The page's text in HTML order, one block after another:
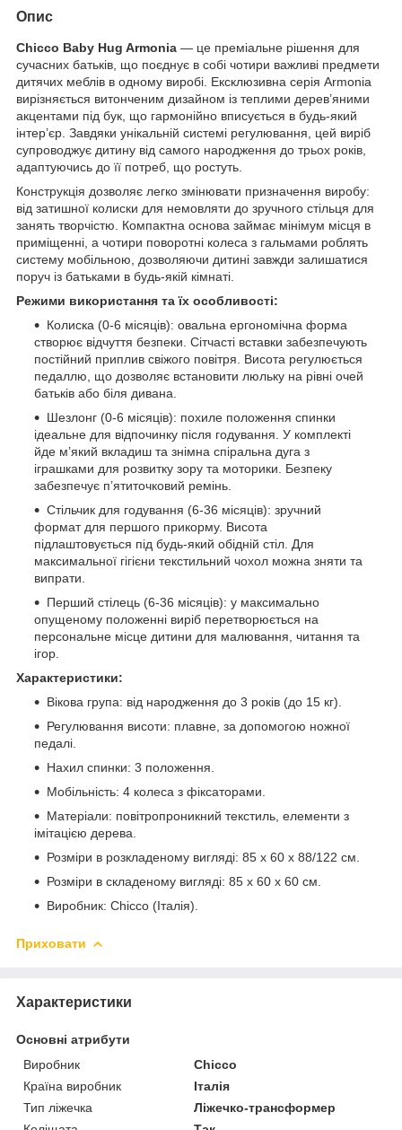
Опис
Chicco Baby Hug Armonia — це преміальне рішення для
сучасних батьків, що поєднує в собі чотири важливі предмети
дитячих меблів в одному виробі. Ексклюзивна серія Armonia
вирізняється витонченим дизайном із теплими дерев’яними
акцентами під бук, що гармонійно вписується в будь-який
інтер’єр. Завдяки унікальній системі регулювання, цей виріб
супроводжує дитину від самого народження до трьох років,
адаптуючись до її потреб, що ростуть.
Конструкція дозволяє легко змінювати призначення виробу:
від затишної колиски для немовляти до зручного стільця для
занять творчістю. Компактна основа займає мінімум місця в
приміщенні, а чотири поворотні колеса з гальмами роблять
систему мобільною, дозволяючи дитині завжди залишатися
поруч із батьками в будь-якій кімнаті.
Режими використання та їх особливості:
Колиска (0-6 місяців): овальна ергономічна форма
створює відчуття безпеки. Сітчасті вставки забезпечують
постійний приплив свіжого повітря. Висота регулюється
педаллю, що дозволяє встановити люльку на рівні очей
батьків або біля дивана.
Шезлонг (0-6 місяців): похиле положення спинки
ідеальне для відпочинку після годування. У комплекті
йде м’який вкладиш та знімна спіральна дуга з
іграшками для розвитку зору та моторики. Безпеку
забезпечує п’ятиточковий ремінь.
Стільчик для годування (6-36 місяців): зручний
формат для першого прикорму. Висота
підлаштовується під будь-який обідній стіл. Для
максимальної гігієни текстильний чохол можна зняти та
випрати.
Перший стілець (6-36 місяців): у максимально
опущеному положенні виріб перетворюється на
персональне місце дитини для малювання, читання та
ігор.
Характеристики:
Вікова група: від народження до 3 років (до 15 кг).
Регулювання висоти: плавне, за допомогою ножної
педалі.
Нахил спинки: 3 положення.
Мобільність: 4 колеса з фіксаторами.
Матеріали: повітропроникний текстиль, елементи з
імітацією дерева.
Розміри в розкладеному вигляді: 85 х 60 х 88/122 см.
Розміри в складеному вигляді: 85 х 60 х 60 см.
Виробник: Chicco (Італія).
Приховати
Характеристики
Основні атрибути
Виробник
Chicco
Країна виробник
Італія
Тип ліжечка
Ліжечко-трансформер